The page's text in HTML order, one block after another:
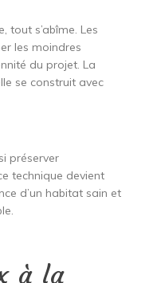
tout s’abîme. Les
les moindres
du projet. La
se construit avec
préserver
technique devient
d’un habitat sain et
à la